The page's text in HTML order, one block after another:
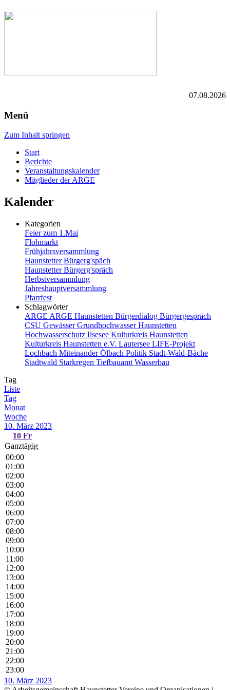
07.08.2026
Menü
Zum Inhalt springen
Start
Berichte
Veranstaltungskalender
Mitglieder der ARGE
Kalender
Kategorien
Feier zum 1.Mai
Flohmarkt
Frühjahrsversammlung
Haunstetter Bürgerg'späch
Haunstetter Bürgerg'spräch
Herbstversammlung
Jahreshauptversammlung
Pfarrfest
Schlagwörter
ARGE ARGE Haunstetten Bürgerdialog Bürgergespräch
CSU GewässerGrundhochwasserHaunstetten
Hochwasserschutz Ilsesee Kulturkreis Haunstetten
Kulturkreis Haunstetten e.V. Lautersee LIFE-Projekt
Lochbach MiteinanderÖlbach Politik Stadt-Wald-Bäche
Stadtwald Starkregen Tiefbauamt Wasserbau
Tag
Liste
Tag
Monat
Woche
10. März 2023
10 Fr
Ganztägig
00:00
01:00
02:00
03:00
04:00
05:00
06:00
07:00
08:00
09:00
10:00
11:00
12:00
13:00
14:00
15:00
16:00
17:00
18:00
19:00
20:00
21:00
22:00
23:00
10. März 2023